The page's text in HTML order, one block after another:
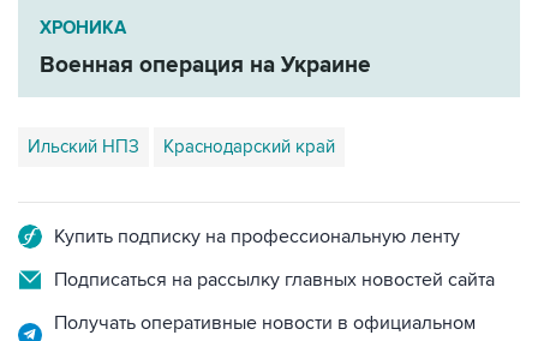
ХРОНИКА
Военная операция на Украине
Ильский НПЗ Краснодарский край
Купить подписку на профессиональную ленту
Подписаться на рассылку главных новостей сайта
Получать оперативные новости в официальном